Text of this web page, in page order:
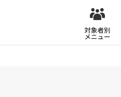
対象者別
メニュー